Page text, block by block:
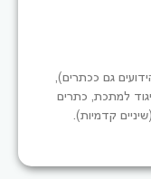
גם ככתרים),
למתכת, כתרים
קדמיות).